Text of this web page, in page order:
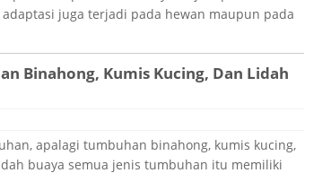
juga terjadi pada hewan maupun pada
Binahong, Kumis Kucing, Dan Lidah
apalagi tumbuhan binahong, kumis kucing,
buaya semua jenis tumbuhan itu memiliki